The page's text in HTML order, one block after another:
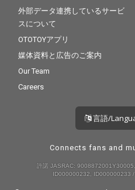
外部データ連携しているサービ
スについて
OTOTOYアプリ
媒体資料と広告のご案内
Our Team
Careers
言語/
Connects fans and
許諾 JASRAC:
ID000000232, ID000000233